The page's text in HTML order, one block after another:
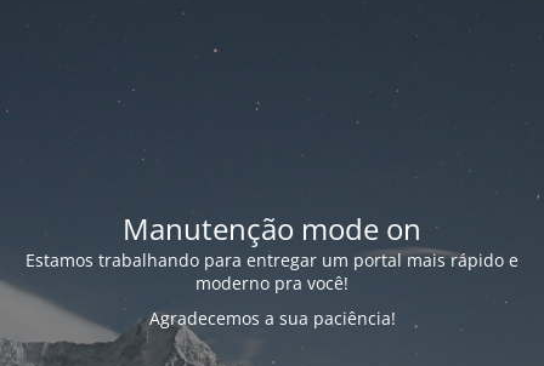
Manutenção mode on
Estamos trabalhando para entregar um portal mais rápido e
moderno pra você!
Agradecemos a sua paciência!